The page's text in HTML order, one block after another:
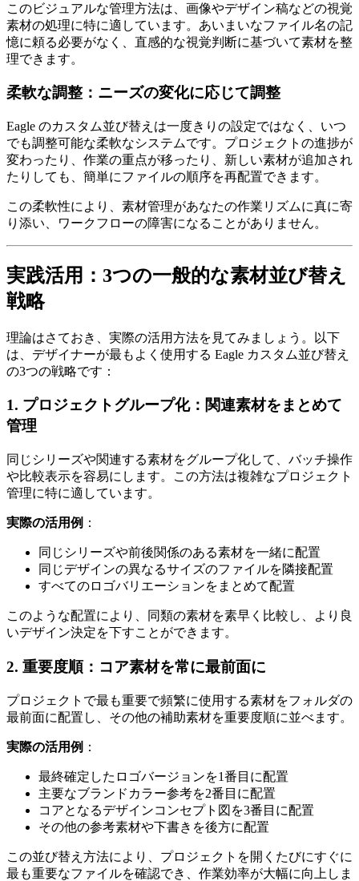
このビジュアルな管理方法は、画像やデザイン稿などの視覚
素材の処理に特に適しています。あいまいなファイル名の記
憶に頼る必要がなく、直感的な視覚判断に基づいて素材を整
理できます。
柔軟な調整：ニーズの変化に応じて調整
Eagle のカスタム並び替えは一度きりの設定ではなく、いつ
でも調整可能な柔軟なシステムです。プロジェクトの進捗が
変わったり、作業の重点が移ったり、新しい素材が追加され
たりしても、簡単にファイルの順序を再配置できます。
この柔軟性により、素材管理があなたの作業リズムに真に寄
り添い、ワークフローの障害になることがありません。
実践活用：3つの一般的な素材並び替え
戦略
理論はさておき、実際の活用方法を見てみましょう。以下
は、デザイナーが最もよく使用する Eagle カスタム並び替え
の3つの戦略です：
1. プロジェクトグループ化：関連素材をまとめて
管理
同じシリーズや関連する素材をグループ化して、バッチ操作
や比較表示を容易にします。この方法は複雑なプロジェクト
管理に特に適しています。
実際の活用例 ：
同じシリーズや前後関係のある素材を一緒に配置
同じデザインの異なるサイズのファイルを隣接配置
すべてのロゴバリエーションをまとめて配置
このような配置により、同類の素材を素早く比較し、より良
いデザイン決定を下すことができます。
2. 重要度順：コア素材を常に最前面に
プロジェクトで最も重要で頻繁に使用する素材をフォルダの
最前面に配置し、その他の補助素材を重要度順に並べます。
実際の活用例 ：
最終確定したロゴバージョンを1番目に配置
主要なブランドカラー参考を2番目に配置
コアとなるデザインコンセプト図を3番目に配置
その他の参考素材や下書きを後方に配置
この並び替え方法により、プロジェクトを開くたびにすぐに
最も重要なファイルを確認でき、作業効率が大幅に向上しま